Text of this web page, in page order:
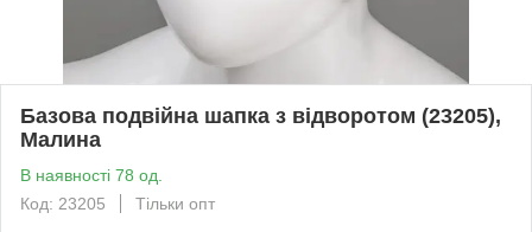
Базова подвійна шапка з відворотом (23205),
Малина
В наявності 78 од.
Код: 23205
Тільки опт